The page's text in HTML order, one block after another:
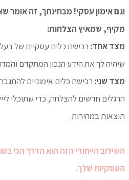
וגם אימון עסקי! מבחינתך, זה אומר
מקיף, שמאיץ הצלחות:
מצד אחד: רכישת כלים עסקיים של
שיהיה לך את הידע הנכון המתקדם
מצד שני: רכישת כלים אימוניים
הרגלים חדשים להצלחה, כדי שתוכלי
תוצאות במהירות.
השילוב הייחודי הזה הוא הדרך הכי
העסקיות שלך.